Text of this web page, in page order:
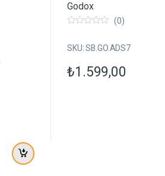
Godox
ü
r
i
(0)
SKU: SB.GO.ADS7
₺1.599,00